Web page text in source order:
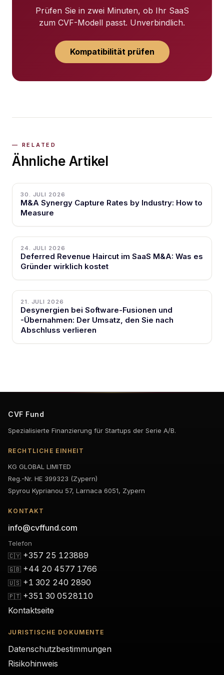
Prüfen Sie in zwei Minuten, ob Ihr SaaS
zum CVF-Modell passt. Unverbindlich.
Kompatibilität prüfen
Ähnliche Artikel
30. JULI 2026
M&A Synergy Capture Rates by Industry: How to
Measure
24. JULI 2026
Deferred Revenue Haircut im SaaS M&A: Was es
Gründer wirklich kostet
21. JULI 2026
Desynergien bei Software-Fusionen und
-Übernahmen: Der Umsatz, den Sie nach
Abschluss verlieren
CVF Fund
Spezialisierte Finanzierung für Startups der Serie A/B.
RECHTLICHE EINHEIT
KG GLOBAL LIMITED
Reg.-Nr. HE 399323 (Zypern)
Spyrou Kyprianou 57, Larnaca 6051, Zypern
KONTAKT
info@cvffund.com
Telefon
🇨🇾 +357 25 123889
🇬🇧 +44 20 4577 1766
🇺🇸 +1 302 240 2890
🇵🇹 +351 30 0528110
Kontaktseite
JURISTISCHE DOKUMENTE
Datenschutzbestimmungen
Risikohinweis